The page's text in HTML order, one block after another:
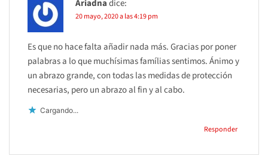
Ariadnadice:
20 mayo, 2020 a las 4:19 pm
Es que no hace falta añadir nada más. Gracias por poner
palabras a lo que muchísimas famílias sentimos. Ánimo y
un abrazo grande, con todas las medidas de protección
necesarias, pero un abrazo al fin y al cabo.
Cargando...
Responder